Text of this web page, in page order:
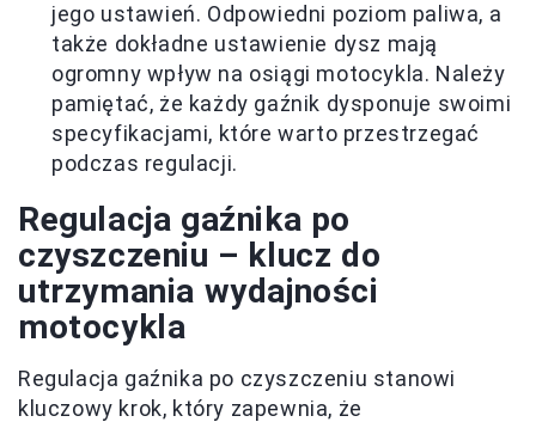
jego ustawień. Odpowiedni poziom paliwa, a
także dokładne ustawienie dysz mają
ogromny wpływ na osiągi motocykla. Należy
pamiętać, że każdy gaźnik dysponuje swoimi
specyfikacjami, które warto przestrzegać
podczas regulacji.
Regulacja gaźnika po
czyszczeniu – klucz do
utrzymania wydajności
motocykla
Regulacja gaźnika po czyszczeniu stanowi
kluczowy krok, który zapewnia, że